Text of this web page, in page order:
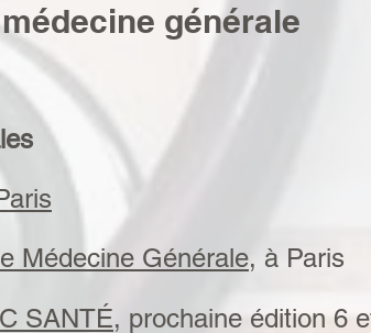
générale
Médecine Générale, à Paris
SANTÉ, prochaine édition 6